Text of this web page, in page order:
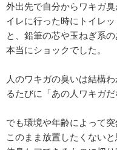
外出先で自分からワキガ
イレに行った時にトイレ
と、鉛筆の芯や玉ねぎ系の
本当にショックでした。
人のワキガの臭いは結構
るたびに「あの人ワキガ
でも環境や年齢によって
このまま放置したくないと